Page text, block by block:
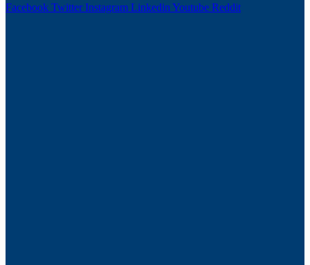
Facebook Twitter Instagram Linkedin Youtube Reddit